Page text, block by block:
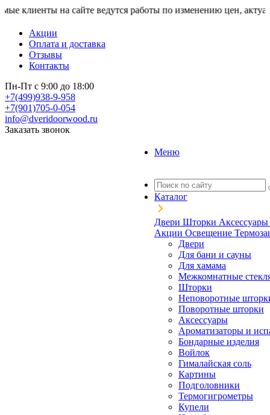
на сайте ведутся работы по изменению цен, актуальную
Акции
Оплата и доставка
Отзывы
Контакты
Пн-Пт с 9:00 до 18:00
+7(499)938-9-958
+7(901)705-0-054
info@dveridoorwood.ru
Заказать звонок
Меню
Каталог
Двери Шторки Аксессуары
Акции Освещение
Двери
Для бани и сауны
Для хамама
Межкомнатные
Шторки
Неповоротные
Поворотные шторки
Аксессуары
Ароматизаторы и
Бондарные изделия
Войлок
Гималайская соль
Картины
Подголовники
Термогигрометры
Купели